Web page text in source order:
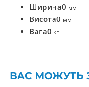
Ширина0 мм
Висота0 мм
Вага0 кг
ВАС МОЖУТЬ